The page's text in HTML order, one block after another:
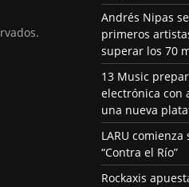
Andrés Nipas
primeros
superar los 70
13 Music
electrónica con
una nueva
LARU
“Contra el Río”
Rockaxis